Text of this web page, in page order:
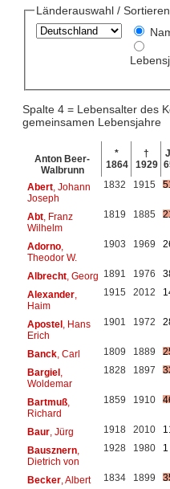
Länderauswahl / Sortieren
Spalte 4 = Lebensalter des
gemeinsamen Lebensjahre
Anton Beer-
Walbrunn
*
1864
†
1929
Abert, Johann
Joseph
1832 1915
Abt, Franz
Wilhelm
1819 1885
Adorno,
Theodor W.
1903 1969
Albrecht, Georg 1891 1976
Alexander,
Haim
1915 2012
Apostel, Hans
Erich
1901 1972
Banck, Carl 1809 1889
Bargiel,
Woldemar
1828 1897
Bartmuß,
Richard
1859 1910
Baur, Jürg 1918 2010
Bausznern,
Dietrich von
1928 1980 1
Becker, Albert 1834 1899